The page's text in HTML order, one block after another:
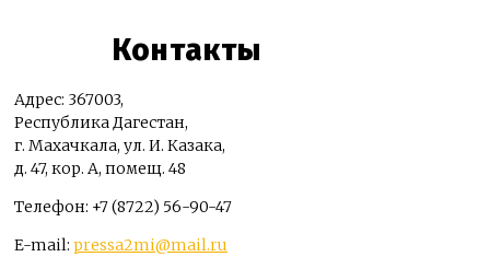
Контакты
Адрес: 367003,
Республика Дагестан,
г. Махачкала, ул. И. Казака,
д. 47, кор. А, помещ. 48
Телефон: +7 (8722) 56-90-47
E-mail: pressa2mi@mail.ru